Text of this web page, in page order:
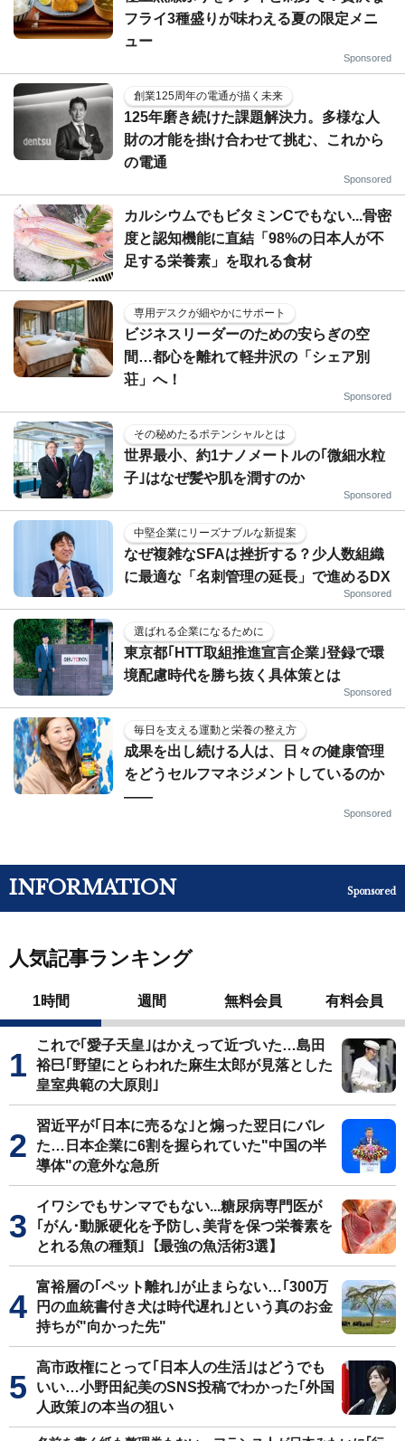
フライ3種盛りが味わえる夏の限定メニ
ュー
Sponsored
創業125周年の電通が描く未来
125年磨き続けた課題解決力。多様な人
財の才能を掛け合わせて挑む、これから
の電通
Sponsored
カルシウムでもビタミンCでもない...骨密
度と認知機能に直結「98%の日本人が不
足する栄養素」を取れる食材
専用デスクが細やかにサポート
ビジネスリーダーのための安らぎの空
間…都心を離れて軽井沢の「シェア別
荘」へ！
Sponsored
その秘めたるポテンシャルとは
世界最小、約1ナノメートルの｢微細水粒
子｣はなぜ髪や肌を潤すのか
Sponsored
中堅企業にリーズナブルな新提案
なぜ複雑なSFAは挫折する？少人数組織
に最適な「名刺管理の延長」で進めるDX
Sponsored
選ばれる企業になるために
東京都｢HTT取組推進宣言企業｣登録で環
境配慮時代を勝ち抜く具体策とは
Sponsored
毎日を支える運動と栄養の整え方
成果を出し続ける人は、日々の健康管理
をどうセルフマネジメントしているのか
——
Sponsored
INFORMATION Sponsored
人気記事ランキング
1時間 週間 無料会員 有料会員
これで｢愛子天皇｣はかえって近づいた…島田
裕巳｢野望にとらわれた麻生太郎が見落とした
皇室典範の大原則｣
習近平が｢日本に売るな｣と煽った翌日にバレ
た…日本企業に6割を握られていた"中国の半
導体"の意外な急所
イワシでもサンマでもない...糖尿病専門医が
｢がん･動脈硬化を予防し､美背を保つ栄養素を
とれる魚の種類｣【最強の魚活術3選】
富裕層の｢ペット離れ｣が止まらない…｢300万
円の血統書付き犬は時代遅れ｣という真のお金
持ちが"向かった先"
高市政権にとって｢日本人の生活｣はどうでも
いい…小野田紀美のSNS投稿でわかった｢外国
人政策｣の本当の狙い